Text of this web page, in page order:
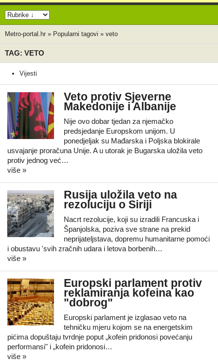
Metro-portal.hr » Popularni tagovi » veto
TAG: VETO
Vijesti
Veto protiv Sjeverne
Makedonije i Albanije
Nije ovo dobar tjedan za njemačko
predsjedanje Europskom unijom. U
ponedjeljak su Mađarska i Poljska blokirale
usvajanje proračuna Unije. A u utorak je Bugarska uložila veto
protiv jednog već…
više »
Rusija uložila veto na
rezoluciju o Siriji
Nacrt rezolucije, koji su izradili Francuska i
Španjolska, poziva sve strane na prekid
neprijateljstava, dopremu humanitarne pomoći
i obustavu 'svih zračnih udara i letova borbenih…
više »
Europski parlament protiv
reklamiranja kofeina kao
"dobrog"
Europski parlament je izglasao veto na
tehničku mjeru kojom se na energetskim
pićima dopuštaju tvrdnje poput „kofein pridonosi povećanju
performansi" i „kofein pridonosi…
više »